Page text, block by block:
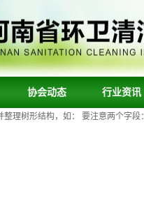
协会动态 行业资讯
理树形结构，如： 要注意两个字